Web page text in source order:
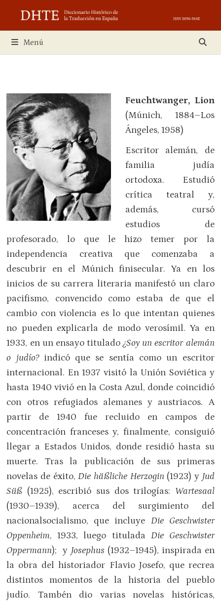
contenido
Menú
Feuchtwanger, Lion
(Múnich, 1884–Los
Ángeles, 1958)
Escritor alemán, de
familia judía
ortodoxa. Estudió
crítica teatral y,
además, cursó
estudios de
profesorado, lo que le hizo temer por la
independencia creativa que comenzaba a
descubrir en el Múnich finisecular. Ya en los
inicios de su carrera literaria manifestó un claro
pacifismo, convencido como estaba de que el
cambio con violencia es lo que intentan quienes
no pueden explicarla de modo verosímil. Ya en
1933, en un ensayo titulado¿Soy un escritor alemán
o judío? indicó que se sentía como un escritor
internacional. En 1937 visitó la Unión Soviética y
hasta 1940 vivió en la Costa Azul, donde coincidió
con otros refugiados alemanes y austriacos. A
partir de 1940 fue recluido en campos de
concentración franceses y, finalmente, consiguió
llegar a Estados Unidos, donde residió hasta su
muerte. Tras la publicación de sus primeras
novelas de éxito,Die häßliche Herzogin (1923) y Jud
Süß (1925), escribió sus dos trilogías: Wartesaal
(1930–1939), acerca del surgimiento del
nacionalsocialismo, que incluye Die Geschwister
Oppenheim, 1933, luego titulada Die Geschwister
Oppermann); y Josephus (1932–1945), inspirada en
la obra del historiador Flavio Josefo, que recrea
distintos momentos de la historia del pueblo
judío. Tambén dio varias novelas históricas,